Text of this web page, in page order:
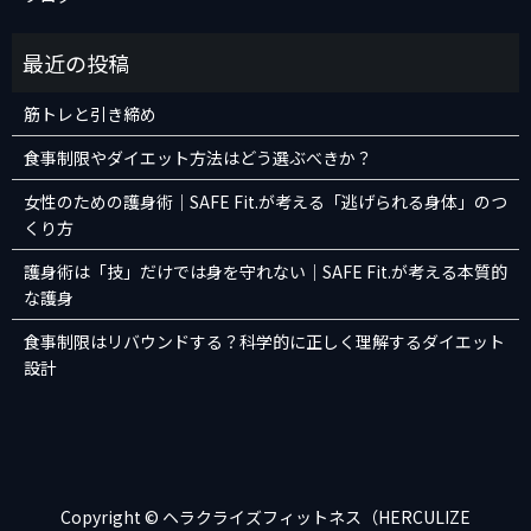
筋トレと引き締め
食事制限やダイエット方法はどう選ぶべきか？
女性のための護身術｜SAFE Fit.が考える「逃げられる身体」のつ
くり方
護身術は「技」だけでは身を守れない｜SAFE Fit.が考える本質的
な護身
食事制限はリバウンドする？科学的に正しく理解するダイエット
設計
Copyright © ヘラクライズフィットネス（HERCULIZE